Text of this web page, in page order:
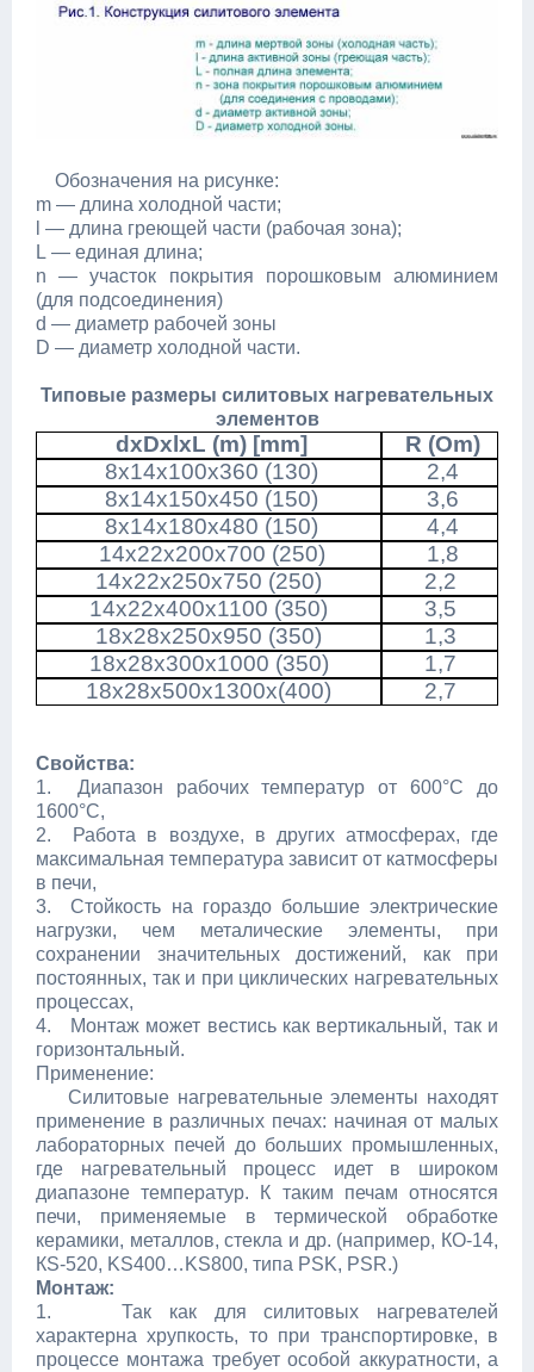
Обозначения на рисунке:
m — длина холодной части;
l — длина греющей части (рабочая зона);
L — единая длина;
n — участок покрытия порошковым алюминием
(для подсоединения)
d — диаметр рабочей зоны
D — диаметр холодной части.
Типовые размеры силитовых нагревательных
элементов
dxDxlxL (m) [mm]
R (Om)
8x14x100x360 (130)
2,4
8x14x150x450 (150)
3,6
8x14x180x480 (150)
4,4
14x22x200x700 (250)
1,8
14x22x250x750 (250)
2,2
14x22x400x1100 (350)
3,5
18x28x250x950 (350)
1,3
18x28x300x1000 (350)
1,7
18x28x500x1300x(400)
2,7
Свойства:
1. Диапазон рабочих температур от 600°C до
1600°C,
2. Работа в воздухе, в других атмосферах, где
максимальная температура зависит от катмосферы
в печи,
3. Cтойкость на гораздо большие электрические
нагрузки, чем металические элементы, при
сохранении значительных достижений, как при
постоянных, так и при циклических нагревательных
процессах,
4. Монтаж может вестись как вертикальный, так и
горизонтальный.
Применение:
Силитовые нагревательные элементы находят
применение в различных печах: начиная от малых
лабораторных печей до больших промышленных,
где нагревательный процесс идет в широком
диапазоне температур. К таким печам относятся
печи, применяемые в термической обработке
керамики, металлов, стекла и др. (например, КО-14,
КS-520, KS400…KS800, типа PSK, PSR.)
Монтаж:
1. Так как для силитовых нагревателей
характерна хрупкость, то при транспортировке, в
процессе монтажа требует особой аккуратности, а